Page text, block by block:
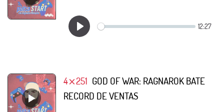
4⨯251 GOD OF WAR: RAGNAROK BATE
RECORD DE VENTAS